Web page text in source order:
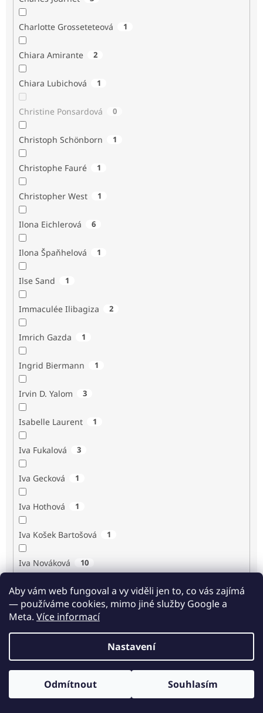
Aby vám web fungoval a vy viděli jen to, co vás zajímá
— používáme cookies, mimo jiné služby Google a
Meta. Více informací
Nastavení
Odmítnout Souhlasím
Charlotte Grosseteteová 1
Chiara Amirante 2
Chiara Lubichová 1
Christine Ponsardová 0
Christoph Schönborn 1
Christophe Fauré 1
Christopher West 1
Ilona Eichlerová 6
Ilona Špaňhelová 1
Ilse Sand 1
Immaculée Ilibagiza 2
Imrich Gazda 1
Ingrid Biermann 1
Irvin D. Yalom 3
Isabelle Laurent 1
Iva Fukalová 3
Iva Gecková 1
Iva Hothová 1
Iva Košek Bartošová 1
Iva Nováková 10
Iva Procházková 1
Ivan Renč 1
Odběr novinek